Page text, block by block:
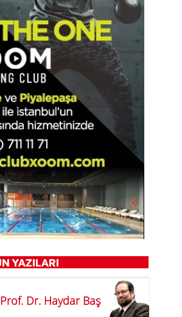
Prof. Dr. Haydar Baş